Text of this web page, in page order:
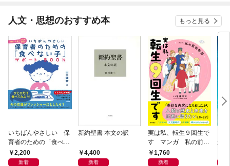
人文・思想のおすすめ本 もっと見る
いちばんやさしい 保
育者のための「食べな
い子」サポートＢＯＯ
Ｋ 偏食・少食のお悩
2,200
新着
新約聖書 本文の訳
4,400
新着
実は私、転生９回生で
す マンガ 私の前世
物語1,760
新着
が